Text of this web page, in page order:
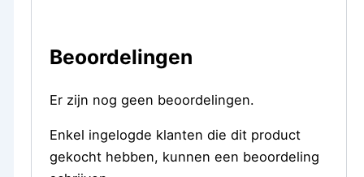
Beoordelingen
Er zijn nog geen beoordelingen.
Enkel ingelogde klanten die dit product
gekocht hebben, kunnen een beoordeling